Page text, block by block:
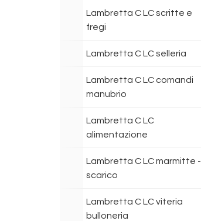
Lambretta C LC scritte e
fregi
Lambretta C LC selleria
Lambretta C LC comandi
manubrio
Lambretta C LC
alimentazione
Lambretta C LC marmitte -
scarico
Lambretta C LC viteria
bulloneria